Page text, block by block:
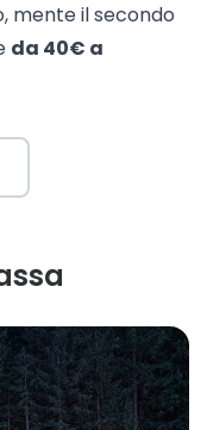
, mente il secondo
da 40€ a